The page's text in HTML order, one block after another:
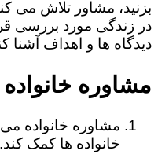
بزنید، مشاور تلاش می
در زندگی مورد بررسی
دیدگاه ها و اهداف آشنا
مشاوره
مشاوره خانواده می
خانواده ها کمک